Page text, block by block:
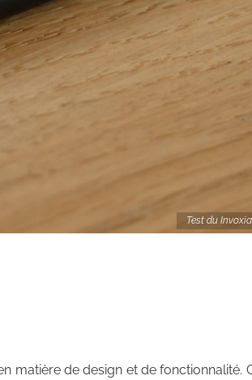
Test du
matière de design et de fonctionnalité.